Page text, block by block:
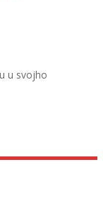
u svojho